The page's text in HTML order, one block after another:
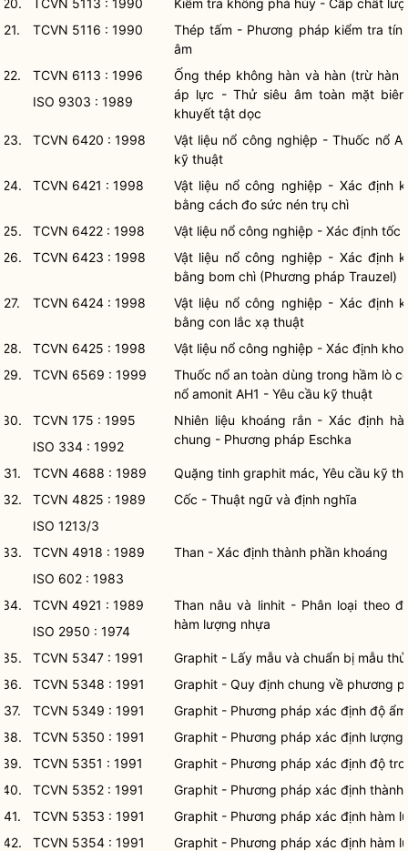
20. TCVN 5113 : 1990
Kiểm tra không phá hủy - Cấp chất
21.
TCVN 5116 : 1990
Thép tấm - Phương pháp kiểm tra
âm
22.
TCVN 6113 : 1996
ISO 9303 : 1989
Ống thép không hàn và hàn (trừ hàn
áp lực - Thử siêu âm toàn mặt
khuyết tật dọc
23.
TCVN 6420 : 1998
Vật liệu nổ công nghiệp - Thuốc nổ
kỹ thuật
24.
TCVN 6421 : 1998
Vật liệu nổ công nghiệp - Xác định
bằng cách đo sức nén trụ chì
25.
TCVN 6422 : 1998
Vật liệu nổ công nghiệp - Xác định tốc
26.
TCVN 6423 : 1998
Vật liệu nổ công nghiệp - Xác định
bằng bom chì (Phương pháp Trauzel)
27.
TCVN 6424 : 1998
Vật liệu nổ công nghiệp - Xác định
bằng con lắc xạ thuật
28.
TCVN 6425 : 1998
Vật liệu nổ công nghiệp - Xác định
29.
TCVN 6569 : 1999
Thuốc nổ an toàn dùng trong hầm lò
nổ amonit AH1 - Yêu cầu kỹ thuật
30.
TCVN 175 : 1995
ISO 334 : 1992
Nhiên liệu khoáng rắn - Xác định
chung - Phương pháp Eschka
31. TCVN 4688 : 1989
Quặng tinh graphit mác, Yêu cầu kỹ
32.
TCVN 4825 : 1989
ISO 1213/3
Cốc - Thuật ngữ và định nghĩa
33.
TCVN 4918 : 1989
ISO 602 : 1983
Than - Xác định thành phần khoáng
34.
TCVN 4921 : 1989
ISO 2950 : 1974
Than nâu và linhit - Phân loại theo
hàm lượng nhựa
35. TCVN 5347 : 1991
Graphit - Lấy mẫu và chuẩn bị mẫu thử
36.
TCVN 5348 : 1991
Graphit - Quy định chung về phương
37.
TCVN 5349 : 1991
Graphit - Phương pháp xác định độ ẩm
38.
TCVN 5350 : 1991
Graphit - Phương pháp xác định lượng
39.
TCVN 5351 : 1991
Graphit - Phương pháp xác định độ tro
40.
TCVN 5352 : 1991
Graphit - Phương pháp xác định thành
41.
TCVN 5353 : 1991
Graphit - Phương pháp xác định hàm
42.
TCVN 5354 : 1991
Graphit - Phương pháp xác định hàm